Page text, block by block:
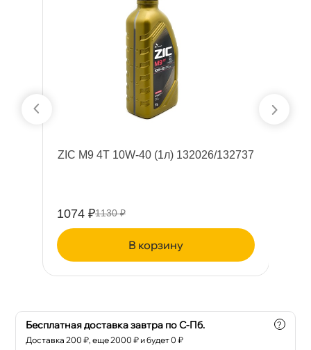
ZIC M9 4T 10W-40 (1л) 132026/132737
1074 ₽1130 ₽
корзину
Бесплатная доставка завтра по С-Пб.
Доставка200 ₽, еще2000 ₽ и будет 0 ₽
?